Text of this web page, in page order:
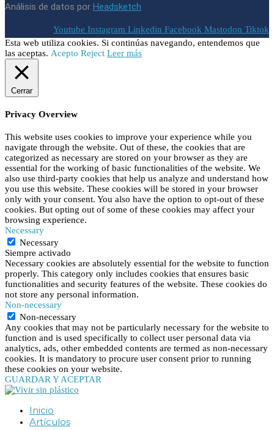
Análisis de datos por Headsketch
Youtube Instagram Linkedin Facebook Mastodon Tiktok
Esta web utiliza cookies. Si continúas navegando, entendemos que
las aceptas. Acepto Reject Leer más
Cerrar
Privacy Overview
This website uses cookies to improve your experience while you
navigate through the website. Out of these, the cookies that are
categorized as necessary are stored on your browser as they are
essential for the working of basic functionalities of the website. We
also use third-party cookies that help us analyze and understand how
you use this website. These cookies will be stored in your browser
only with your consent. You also have the option to opt-out of these
cookies. But opting out of some of these cookies may affect your
browsing experience.
Necessary
Necessary
Siempre activado
Necessary cookies are absolutely essential for the website to function
properly. This category only includes cookies that ensures basic
functionalities and security features of the website. These cookies do
not store any personal information.
Non-necessary
Non-necessary
Any cookies that may not be particularly necessary for the website to
function and is used specifically to collect user personal data via
analytics, ads, other embedded contents are termed as non-necessary
cookies. It is mandatory to procure user consent prior to running
these cookies on your website.
GUARDAR Y ACEPTAR
Inicio
Artículos